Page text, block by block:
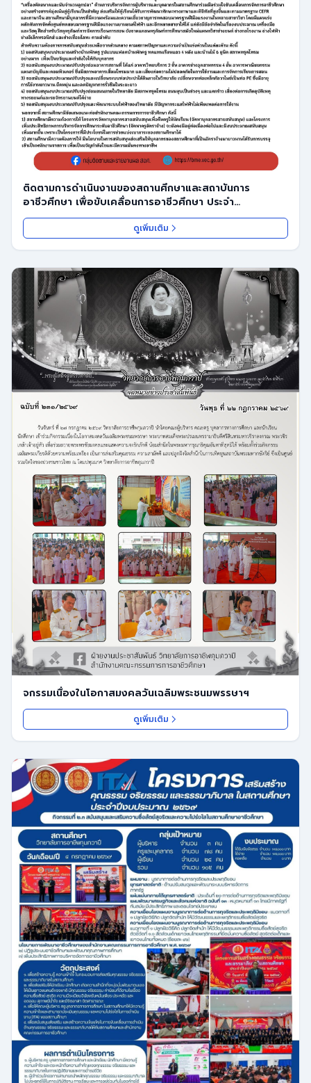
ติดตามการดำเนินงานของสถานศึกษาและสถาบันการ
อาชีวศึกษา เพื่อขับเคลื่อนการอาชีวศึกษา ประจำ
ปีงบประมาณ พ.
ดูเพิ่มเติม
จกรรมเนื่องในโอกาสมงคลวันเฉลิมพระชนมพรรษาฯ
ดูเพิ่มเติม